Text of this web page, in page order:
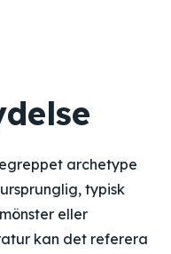
archetype
typisk
eller
kan det referera